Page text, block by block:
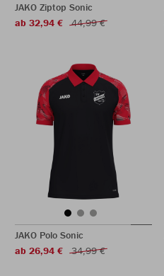
JAKO Ziptop Sonic
ab 32,94 €
44,99 €
JAKO Polo Sonic
ab 26,94 €
34,99 €